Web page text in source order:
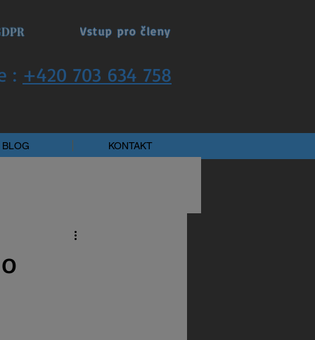
Vstup pro členy
: +420 703 634 758
BLOG KONTAKT